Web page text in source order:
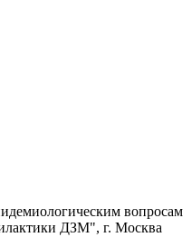
вопросам
ДЗМ", г. Москва